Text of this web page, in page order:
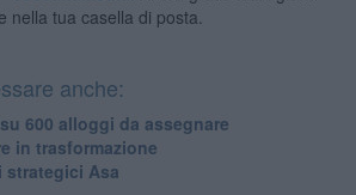
nella tua casella di posta.
anche:
600 alloggi da assegnare
in trasformazione
Asa